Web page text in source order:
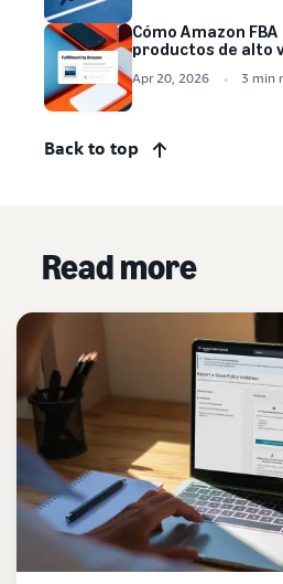
Cómo Amazon
productos de alto
Apr 20, 2026 3 min
Back to top
Read more